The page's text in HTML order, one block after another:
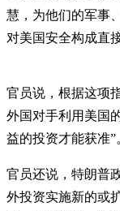
慧，为他们的军事
对美国安全构成直
官员说，根据这项
外国对手利用美国
益的投资才能获准”
官员还说，特朗普
外投资实施新的或